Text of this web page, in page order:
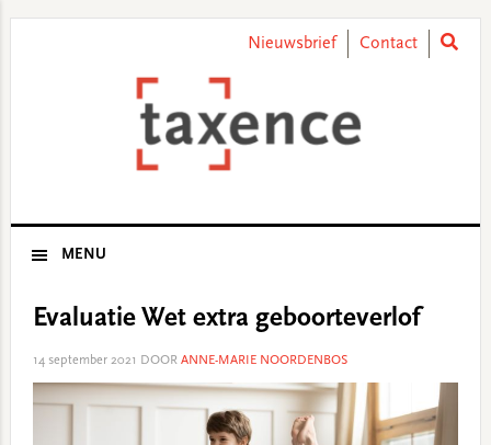
Nieuwsbrief Contact
MENU
Evaluatie Wet extra geboorteverlof
14 september 2021 DOOR ANNE-MARIE NOORDENBOS